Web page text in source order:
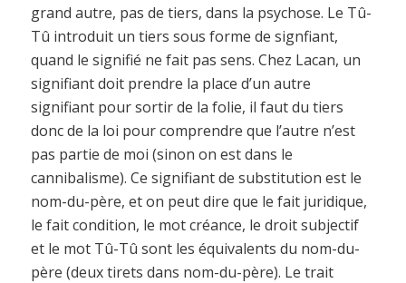
grand autre, pas de tiers, dans la psychose. Le Tû-
Tû introduit un tiers sous forme de signfiant,
quand le signifié ne fait pas sens. Chez Lacan, un
signifiant doit prendre la place d’un autre
signifiant pour sortir de la folie, il faut du tiers
donc de la loi pour comprendre que l’autre n’est
pas partie de moi (sinon on est dans le
cannibalisme). Ce signifiant de substitution est le
nom-du-père, et on peut dire que le fait juridique,
le fait condition, le mot créance, le droit subjectif
et le mot Tû-Tû sont les équivalents du nom-du-
père (deux tirets dans nom-du-père). Le trait